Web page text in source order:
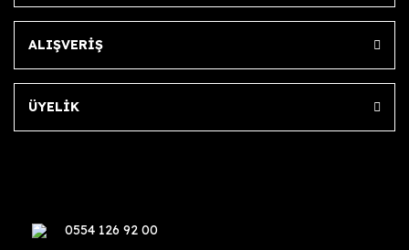
ALIŞVERİŞ
ÜYELİK
0554 126 92 00